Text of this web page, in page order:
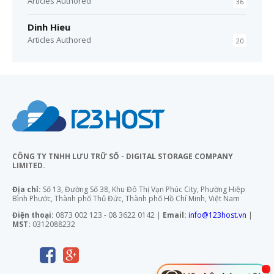
Dinh Hieu
Articles Authored 20
CÔNG TY TNHH LƯU TRỮ SỐ - DIGITAL STORAGE COMPANY
LIMITED.
Địa chỉ: Số 13, Đường Số 38, Khu Đô Thị Vạn Phúc City, Phường Hiệp
Bình Phước, Thành phố Thủ Đức, Thành phố Hồ Chí Minh, Việt Nam
Điện thoại: 0873 002 123 - 08 3622 0142 | Email: info@123host.vn |
MST: 0312088232